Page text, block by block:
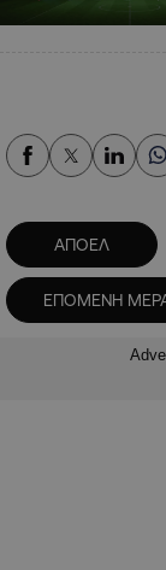
ΑΠΟΕΛ
ΕΠΟΜΕΝΗ